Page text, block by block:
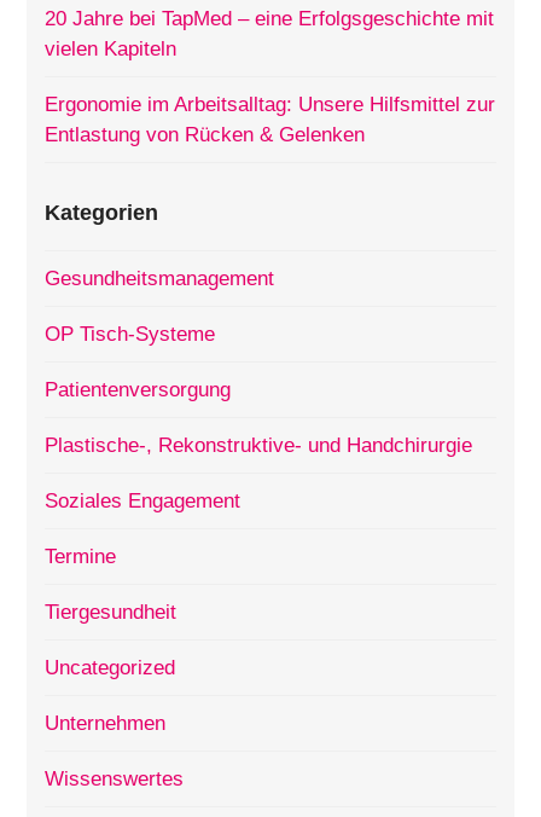
20 Jahre bei TapMed – eine Erfolgsgeschichte mit
vielen Kapiteln
Ergonomie im Arbeitsalltag: Unsere Hilfsmittel zur
Entlastung von Rücken & Gelenken
Kategorien
Gesundheitsmanagement
OP Tisch-Systeme
Patientenversorgung
Plastische-, Rekonstruktive- und Handchirurgie
Soziales Engagement
Termine
Tiergesundheit
Uncategorized
Unternehmen
Wissenswertes